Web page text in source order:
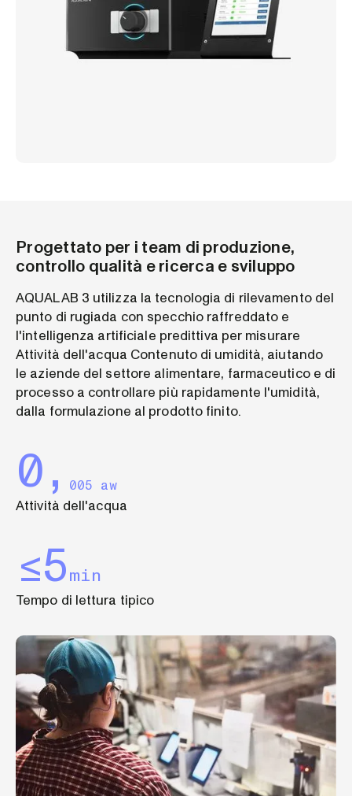
Progettato per i team di produzione,
controllo qualità e ricerca e sviluppo
AQUALAB 3 utilizza la tecnologia di rilevamento del
punto di rugiada con specchio raffreddato e
l'intelligenza artificiale predittiva per misurare
Attività dell'acqua Contenuto di umidità, aiutando
le aziende del settore alimentare, farmaceutico e di
processo a controllare più rapidamente l'umidità,
dalla formulazione al prodotto finito.
0,
005 aw
Attività dell'acqua
≤5min
Tempo di lettura tipico